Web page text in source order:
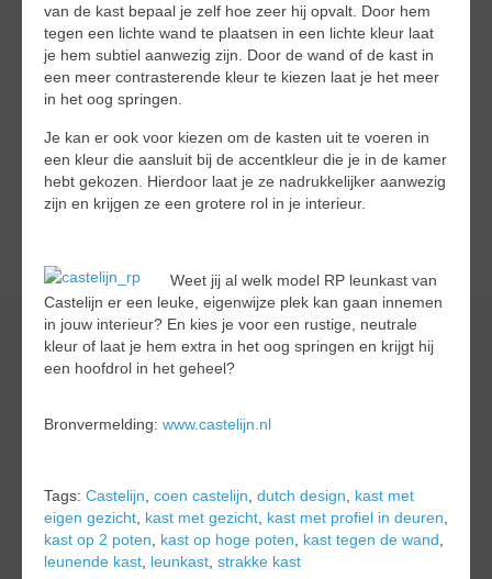
van de kast bepaal je zelf hoe zeer hij opvalt. Door hem
tegen een lichte wand te plaatsen in een lichte kleur laat
je hem subtiel aanwezig zijn. Door de wand of de kast in
een meer contrasterende kleur te kiezen laat je het meer
in het oog springen.
Je kan er ook voor kiezen om de kasten uit te voeren in
een kleur die aansluit bij de accentkleur die je in de kamer
hebt gekozen. Hierdoor laat je ze nadrukkelijker aanwezig
zijn en krijgen ze een grotere rol in je interieur.
Weet jij al welk model RP leunkast van
Castelijn er een leuke, eigenwijze plek kan gaan innemen
in jouw interieur? En kies je voor een rustige, neutrale
kleur of laat je hem extra in het oog springen en krijgt hij
een hoofdrol in het geheel?
Bronvermelding: www.castelijn.nl
Tags: Castelijn, coen castelijn, dutch design, kast met
eigen gezicht, kast met gezicht, kast met profiel in deuren,
kast op 2 poten, kast op hoge poten, kast tegen de wand,
leunende kast, leunkast, strakke kast